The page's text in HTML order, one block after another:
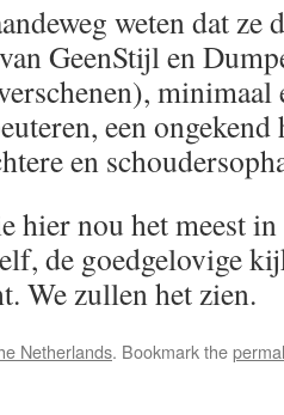
weten dat ze
GeenStijl en
minimaal
een
en
hier nou het meest
de goedgelovige
We zullen het zien.
Netherlands. Bookmark the